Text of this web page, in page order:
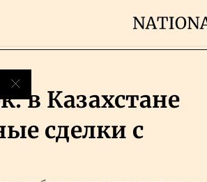
в Казахстане
сделки с